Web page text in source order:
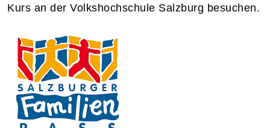
Kurs an der Volkshochschule Salzburg besuchen.